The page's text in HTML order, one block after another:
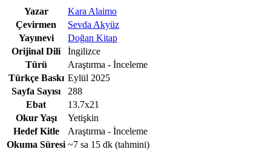
Yazar
Kara Alaimo
Çevirmen
Sevda Akyüz
Yayınevi
Doğan Kitap
Orijinal Dili
İngilizce
Türü
Araştırma - İnceleme
Türkçe Baskı Eylül 2025
Sayfa Sayısı
288
Ebat
13.7x21
Okur Yaşı
Yetişkin
Hedef Kitle
Araştırma - İnceleme
Okuma Süresi ~7 sa 15 dk (tahmini)